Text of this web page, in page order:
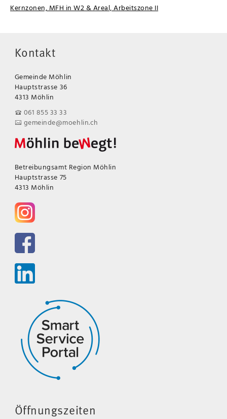
Kernzonen, MFH in W2 & Areal, Arbeitszone II
Kontakt
Gemeinde Möhlin
Hauptstrasse 36
4313 Möhlin
061 855 33 33
gemeinde@moehlin.ch
Betreibungsamt Region Möhlin
Hauptstrasse 75
4313 Möhlin
Öffnungszeiten